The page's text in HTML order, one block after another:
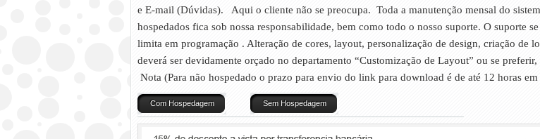
e E-mail (Dúvidas). Aqui o cliente não se preocupa. Toda a manutenção mensal do
hospedados fica sob nossa responsabilidade, bem como todo o nosso suporte. O suporte
limita em programação . Alteração de cores, layout, personalização de design, criação de
deverá ser devidamente orçado no departamento “Customização de Layout” ou se preferir,
Nota (Para não hospedado o prazo para envio do link para download é de até 12 horas
Com Hospedagem Sem Hospedagem